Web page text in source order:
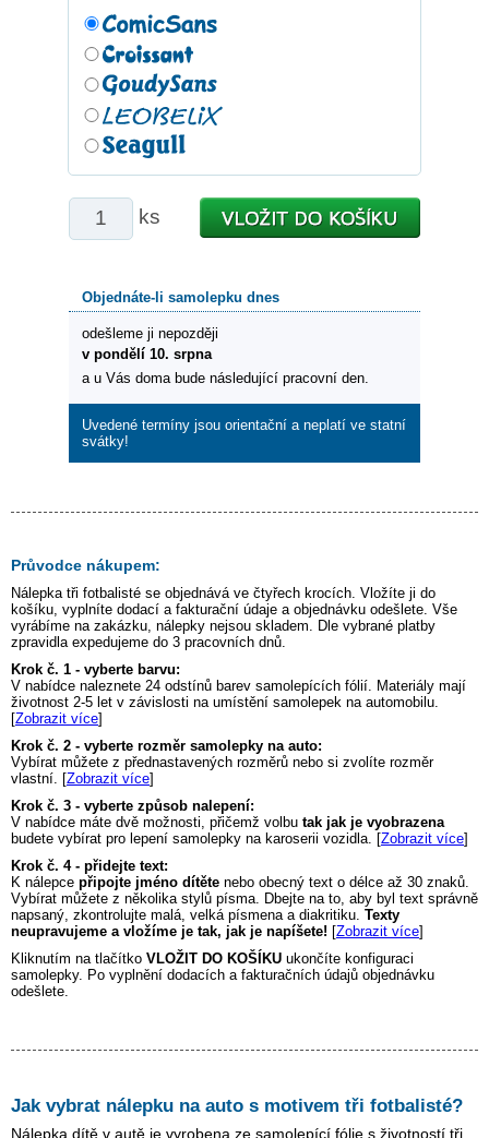
ks
Objednáte-li samolepku dnes
odešleme ji nepozději
v pondělí 10. srpna
a u Vás doma bude následující pracovní den.
Uvedené termíny jsou orientační a neplatí ve statní
svátky!
Průvodce nákupem:
Nálepka tři fotbalisté se objednává ve čtyřech krocích. Vložíte ji do
košíku, vyplníte dodací a fakturační údaje a objednávku odešlete. Vše
vyrábíme na zakázku, nálepky nejsou skladem. Dle vybrané platby
zpravidla expedujeme do 3 pracovních dnů.
Krok č. 1 - vyberte barvu:
V nabídce naleznete 24 odstínů barev samolepících fólií. Materiály mají
životnost 2-5 let v závislosti na umístění samolepek na automobilu.
[Zobrazit více]
Krok č. 2 - vyberte rozměr samolepky na auto:
Vybírat můžete z přednastavených rozměrů nebo si zvolíte rozměr
vlastní. [Zobrazit více]
Krok č. 3 - vyberte způsob nalepení:
V nabídce máte dvě možnosti, přičemž volbu tak jak je vyobrazena
budete vybírat pro lepení samolepky na karoserii vozidla. [Zobrazit více]
Krok č. 4 - přidejte text:
K nálepce připojte jméno dítěte nebo obecný text o délce až 30 znaků.
Vybírat můžete z několika stylů písma. Dbejte na to, aby byl text správně
napsaný, zkontrolujte malá, velká písmena a diakritiku. Texty
neupravujeme a vložíme je tak, jak je napíšete! [Zobrazit více]
Kliknutím na tlačítko VLOŽIT DO KOŠÍKU ukončíte konfiguraci
samolepky. Po vyplnění dodacích a fakturačních údajů objednávku
odešlete.
Jak vybrat nálepku na auto s motivem tři fotbalisté?
Nálepka dítě v autě je vyrobena ze samolepící fólie s životností tři